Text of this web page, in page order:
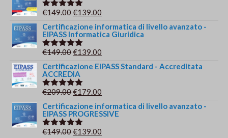
Valutato
€149.00Il
prezzo
originale
era:
€139.00
prezzo
attuale
Certificazione informatica di livello avanzato -
EIPASS Informatica Giuridica
Valutato
€149.00Il
prezzo
originale
era:
€139.00
prezzo
Certificazione EIPASS Standard - Accreditata
ACCREDIA
Valutato
€209.00Il
prezzo
originale
era:
€179.00
prezzo
attuale
Certificazione informatica di livello avanzato -
EIPASS PROGRESSIVE
Valutato
€149.00Il
€139.00